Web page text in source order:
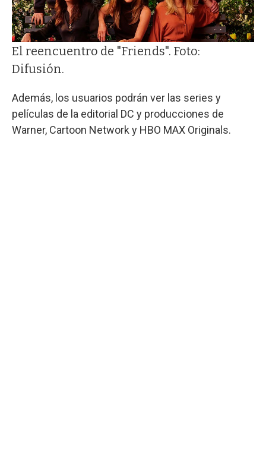
El reencuentro de "Friends". Foto:
Difusión.
Además, los usuarios podrán ver las series y
películas de la editorial DC y producciones de
Warner, Cartoon Network y HBO MAX Originals.